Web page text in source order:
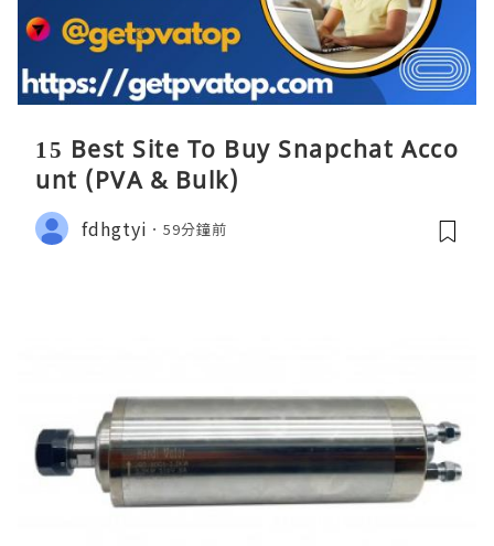
15 Best Site To Buy Snapchat Acco
unt (PVA & Bulk)
fdhgtyi 59分鐘前